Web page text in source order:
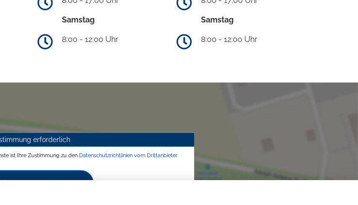
Samstag
8:00 - 12:00 Uhr
Samstag
8:00 - 12:00 Uhr
erforderlich
ist Ihre Zustimmung zu den Datenschutzrichtlinien vom Drittanbieter
und aktivieren